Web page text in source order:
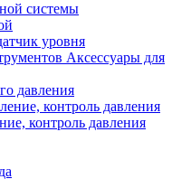
системы
уровня
Аксессуары для
давления
контроль давления